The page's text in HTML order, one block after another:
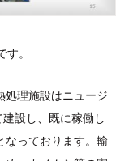
。
処理施設はニュージ
設し、既に稼働し
なっております。輸